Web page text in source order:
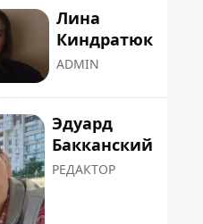
Лина
Киндратюк
ADMIN
Эдуард
Бакканский
РЕДАКТОР